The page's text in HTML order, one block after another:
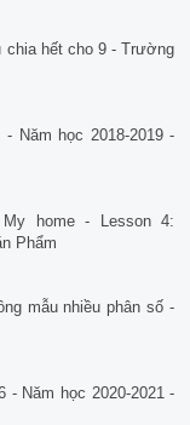
chia hết cho 9 - Trường
Năm học 2018-2019 -
home - Lesson 4:
Phẩm
mẫu nhiều phân số -
- Năm học 2020-2021 -